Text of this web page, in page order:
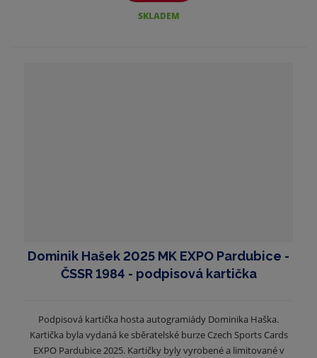
SKLADEM
Dominik Hašek 2025 MK EXPO Pardubice -
ČSSR 1984 - podpisová kartička
Podpisová kartička hosta autogramiády Dominika Haška.
Kartička byla vydaná ke sběratelské burze Czech Sports Cards
EXPO Pardubice 2025. Kartičky byly vyrobené a limitované v